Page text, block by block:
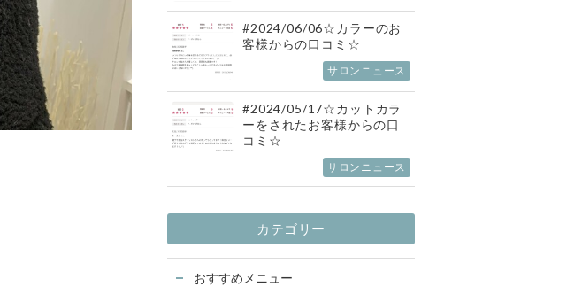
#2024/06/06☆カラーのお
客様からの口コミ☆
サロンニュース
#2024/05/17☆カットカラ
ーをされたお客様からの口
コミ☆
サロンニュース
カテゴリー
おすすめメニュー